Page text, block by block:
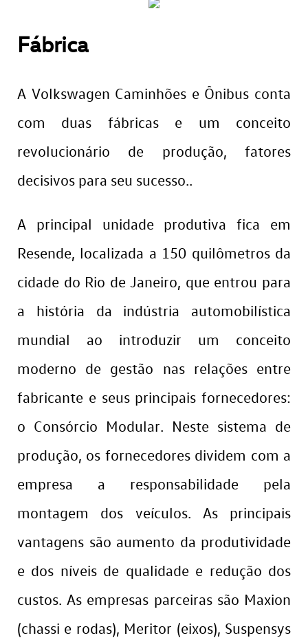
Fábrica
A Volkswagen Caminhões e Ônibus conta
com duas fábricas e um conceito
revolucionário de produção, fatores
decisivos para seu sucesso..
A principal unidade produtiva fica em
Resende, localizada a 150 quilômetros da
cidade do Rio de Janeiro, que entrou para
a história da indústria automobilística
mundial ao introduzir um conceito
moderno de gestão nas relações entre
fabricante e seus principais fornecedores:
o Consórcio Modular. Neste sistema de
produção, os fornecedores dividem com a
empresa a responsabilidade pela
montagem dos veículos. As principais
vantagens são aumento da produtividade
e dos níveis de qualidade e redução dos
custos. As empresas parceiras são Maxion
(chassi e rodas), Meritor (eixos), Suspensys